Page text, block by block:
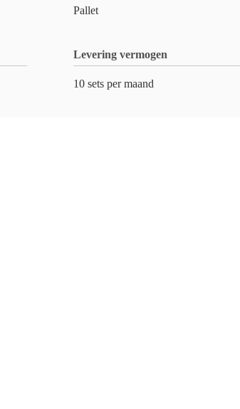
Pallet
Levering vermogen
10 sets per maand